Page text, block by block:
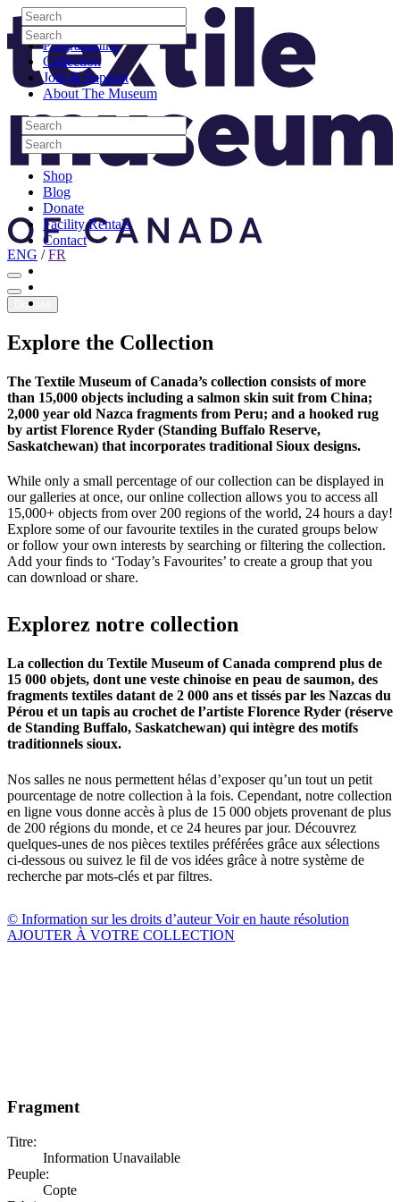
Skip to content
Visit
Programming
Collection
Join & Support
About The Museum
Search
Search
Search
Search
Shop
Blog
Donate
Facility Rentals
Contact
Youtube
Search
Search
Search
Search
Site Logo
ENG /FR
Donate
Explore the Collection
The Textile Museum of Canada’s collection consists of more
than 15,000 objects including a salmon skin suit from China;
2,000 year old Nazca fragments from Peru; and a hooked rug
by artist Florence Ryder (Standing Buffalo Reserve,
Saskatchewan) that incorporates traditional Sioux designs.
While only a small percentage of our collection can be displayed in
our galleries at once, our online collection allows you to access all
15,000+ objects from over 200 regions of the world, 24 hours a day!
Explore some of our favourite textiles in the curated groups below
or follow your own interests by searching or filtering the collection.
Add your finds to ‘Today’s Favourites’ to create a group that you
can download or share.
Explorez notre collection
La collection du Textile Museum of Canada comprend plus de
15 000 objets, dont une veste chinoise en peau de saumon, des
fragments textiles datant de 2 000 ans et tissés par les Nazcas du
Pérou et un tapis au crochet de l’artiste Florence Ryder (réserve
de Standing Buffalo, Saskatchewan) qui intègre des motifs
traditionnels sioux.
Nos salles ne nous permettent hélas d’exposer qu’un tout un petit
pourcentage de notre collection à la fois. Cependant, notre collection
en ligne vous donne accès à plus de 15 000 objets provenant de plus
de 200 régions du monde, et ce 24 heures par jour. Découvrez
quelques-unes de nos pièces textiles préférées grâce aux sélections
ci-dessous ou suivez le fil de vos idées grâce à notre système de
recherche par mots-clés et par filtres.
© Information sur les droits d’auteurVoir en haute résolution
AJOUTER À VOTRE COLLECTION
Fragment
Titre:
Information Unavailable
Peuple:
Copte